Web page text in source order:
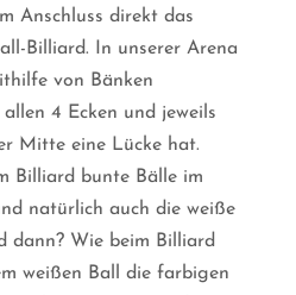
Anschluss direkt das
Billiard. In unserer Arena
von Bänken
4 Ecken und jeweils
Mitte eine Lücke hat.
Billiard bunte Bälle im
natürlich auch die weiße
dann? Wie beim Billiard
weißen Ball die farbigen